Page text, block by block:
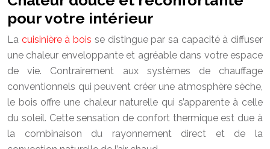
pour votre intérieur
La cuisinière à bois se distingue par sa capacité à diffuser
une chaleur enveloppante et agréable dans votre espace
de vie. Contrairement aux systèmes de chauffage
conventionnels qui peuvent créer une atmosphère sèche,
le bois offre une chaleur naturelle qui s’apparente à celle
du soleil. Cette sensation de confort thermique est due à
la combinaison du rayonnement direct et de la